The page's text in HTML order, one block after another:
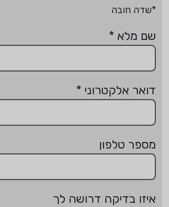
*שדה חובה
שם מלא *
דואר אלקטרוני *
מספר טלפון
איזו בדיקה דרושה לך